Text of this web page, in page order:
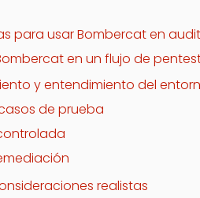
para usar Bombercat en
en un flujo de
y entendimiento del
de prueba
realistas